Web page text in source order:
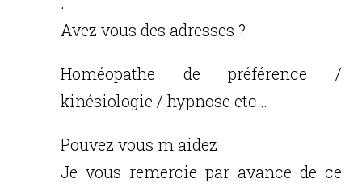
Avez vous des adresses ?
Homéopathe de préférence /
kinésiologie / hypnose etc…
Pouvez vous m aidez
Je vous remercie par avance de ce